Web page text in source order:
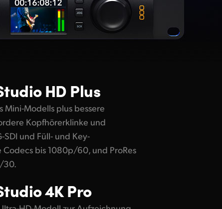
HD Plus
Mini-Modells plus bessere
Kopfhörerklinke und
und Füll- und Key-
Codecs bis 1080p/60, und ProRes
30.
4K Pro